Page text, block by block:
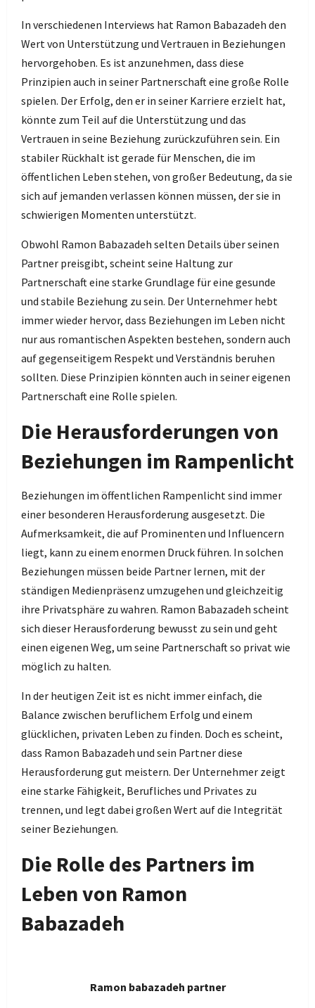
In verschiedenen Interviews hat Ramon Babazadeh den
Wert von Unterstützung und Vertrauen in Beziehungen
hervorgehoben. Es ist anzunehmen, dass diese
Prinzipien auch in seiner Partnerschaft eine große Rolle
spielen. Der Erfolg, den er in seiner Karriere erzielt hat,
könnte zum Teil auf die Unterstützung und das
Vertrauen in seine Beziehung zurückzuführen sein. Ein
stabiler Rückhalt ist gerade für Menschen, die im
öffentlichen Leben stehen, von großer Bedeutung, da sie
sich auf jemanden verlassen können müssen, der sie in
schwierigen Momenten unterstützt.
Obwohl Ramon Babazadeh selten Details über seinen
Partner preisgibt, scheint seine Haltung zur
Partnerschaft eine starke Grundlage für eine gesunde
und stabile Beziehung zu sein. Der Unternehmer hebt
immer wieder hervor, dass Beziehungen im Leben nicht
nur aus romantischen Aspekten bestehen, sondern auch
auf gegenseitigem Respekt und Verständnis beruhen
sollten. Diese Prinzipien könnten auch in seiner eigenen
Partnerschaft eine Rolle spielen.
Die Herausforderungen von
Beziehungen im Rampenlicht
Beziehungen im öffentlichen Rampenlicht sind immer
einer besonderen Herausforderung ausgesetzt. Die
Aufmerksamkeit, die auf Prominenten und Influencern
liegt, kann zu einem enormen Druck führen. In solchen
Beziehungen müssen beide Partner lernen, mit der
ständigen Medienpräsenz umzugehen und gleichzeitig
ihre Privatsphäre zu wahren. Ramon Babazadeh scheint
sich dieser Herausforderung bewusst zu sein und geht
einen eigenen Weg, um seine Partnerschaft so privat wie
möglich zu halten.
In der heutigen Zeit ist es nicht immer einfach, die
Balance zwischen beruflichem Erfolg und einem
glücklichen, privaten Leben zu finden. Doch es scheint,
dass Ramon Babazadeh und sein Partner diese
Herausforderung gut meistern. Der Unternehmer zeigt
eine starke Fähigkeit, Berufliches und Privates zu
trennen, und legt dabei großen Wert auf die Integrität
seiner Beziehungen.
Die Rolle des Partners im
Leben von Ramon
Babazadeh
Ramon babazadeh partner